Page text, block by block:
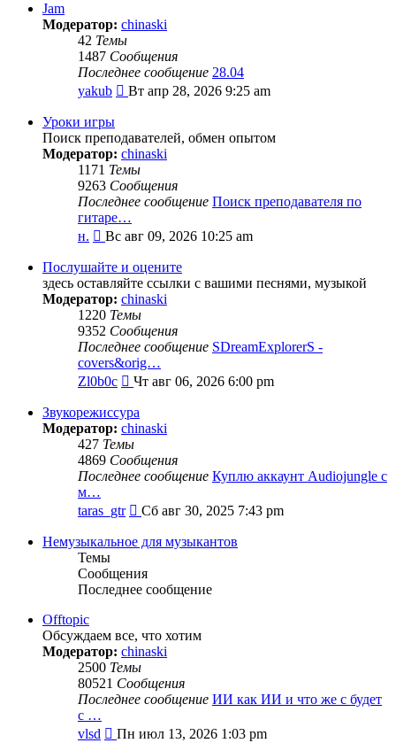
сообщению
Jam
Модератор: chinaski
42 Темы
1487 Сообщения
Последнее сообщение 28.04
yakub
Перейти
сообщению
Вт апр 28, 2026 9:25 am
Уроки игры
Поиск преподавателей, обмен опытом
Модератор: chinaski
1171 Темы
9263 Сообщения
Последнее сообщение Поиск преподавателя по
гитаре…
н.
Перейти
последнему
сообщению
Вс авг 09, 2026 10:25 am
Послушайте и оцените
здесь оставляйте ссылки с вашими песнями, музыкой
Модератор: chinaski
1220 Темы
9352 Сообщения
Последнее сообщение SDreamExplorerS -
covers&orig…
Zl0b0c
Перейти
последнему
сообщению
Чт авг 06, 2026 6:00 pm
Звукорежиссура
Модератор: chinaski
427 Темы
4869 Сообщения
Последнее сообщение Куплю аккаунт Audiojungle с
м…
taras_gtr
Перейти
последнему
Сб авг 30, 2025 7:43 pm
Немузыкальное для музыкантов
Темы
Сообщения
Последнее сообщение
Offtopic
Обсуждаем все, что хотим
Модератор: chinaski
2500 Темы
80521 Сообщения
Последнее сообщение ИИ как ИИ и что же с будет
с …
vlsd
Перейти
Пн июл 13, 2026 1:03 pm